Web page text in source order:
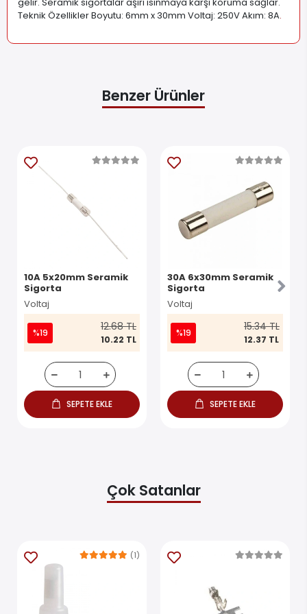
gelir. Seramik sigortalar aşırı ısınmaya karşı koruma sağlar.
Teknik Özellikler Boyutu: 6mm x 30mm Voltaj: 250V Akım: 8A.
Benzer Ürünler
10A 5x20mm Seramik
Sigorta
Voltaj
%19 12.68 TL
10.22 TL
SEPETE EKLE
30A 6x30mm Seramik
Sigorta
Voltaj
%19 15.34 TL
12.37 TL
SEPETE EKLE
Çok Satanlar
(1)